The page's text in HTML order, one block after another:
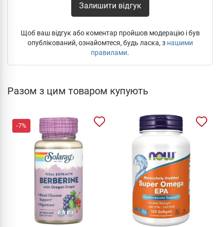
Залишити відгук
Щоб ваш відгук або коментар пройшов модерацію і був
опублікований, ознайомтеся, будь ласка, з нашими
правилами.
Разом з цим товаром купують
-7%